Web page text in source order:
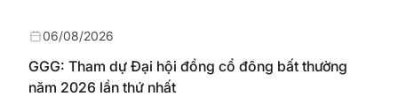
GGG: Tham dự Đại hội đồng cổ đông bất thường
năm 2026 lần thứ nhất
06/08/2026